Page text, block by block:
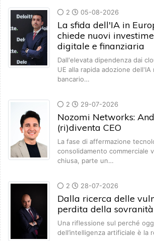
2 05-08-2026
La sfida dell'IA in
chiede nuovi
digitale e finanziaria
Dall'elevata dipendenza dai
UE alla rapida adozione
bancario…
2 29-07-2026
Nozomi Networks:
(ri)diventa CEO
La fase di affermazione
consolidamento commerciale
chiusa, parte un…
2 28-07-2026
Dalla ricerca delle
perdita della
Una riflessione sul perché
dell’intelligenza artificiale è la